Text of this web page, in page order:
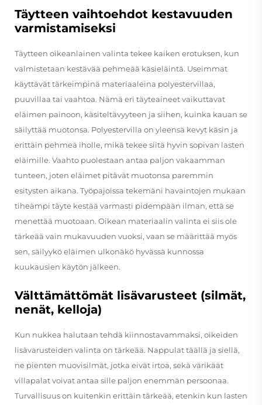
Täytteen vaihtoehdot kestavuuden
varmistamiseksi
Täytteen oikeanlainen valinta tekee kaiken erotuksen, kun
valmistetaan kestävää pehmeää käsieläintä. Useimmat
käyttävät tärkeimpinä materiaaleina polyestervillaa,
puuvillaa tai vaahtoa. Nämä eri täyteaineet vaikuttavat
eläimen painoon, käsiteltävyyteen ja siihen, kuinka kauan se
säilyttää muotonsa. Polyestervilla on yleensä kevyt käsin ja
erittäin pehmeä iholle, mikä tekee siitä hyvin sopivan lasten
eläimille. Vaahto puolestaan antaa paljon vakaamman
tunteen, joten eläimet pitävät muotonsa paremmin
esitysten aikana. Työpajoissa tekemäni havaintojen mukaan
tiheämpi täyte kestää varmasti pidempään ilman, että se
menettää muotoaan. Oikean materiaalin valinta ei siis ole
tärkeää vain mukavuuden vuoksi, vaan se määrittää myös
sen, säilyykö eläimen ulkonäkö hyvässä kunnossa
kuukausien käytön jälkeen.
Välttämättömät lisävarusteet (silmät,
nenät, kelloja)
Kun nukkea halutaan tehdä kiinnostavammaksi, oikeiden
lisävarusteiden valinta on tärkeää. Nappulat täällä ja siellä,
ne pienten muovisilmät, jotka eivät irtoa, sekä värikäät
villapalat voivat antaa sille paljon enemmän persoonaa.
Turvallisuus on kuitenkin erittäin tärkeää, etenkin kun lasten